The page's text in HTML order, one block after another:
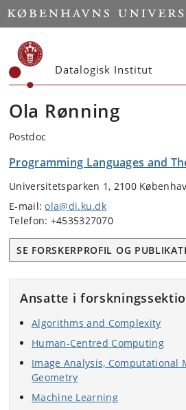
Start
Datalogisk Institut
Ola Rønning
Postdoc
Programming Languages and
Universitetsparken 1, 2100
E-mail:ola@di.ku.dk
Telefon: +4535327070
SE FORSKERPROFIL OG
Ansatte i
Algorithms and Complexity
Human-Centred Computing
Image Analysis, Computational
Geometry
Machine Learning